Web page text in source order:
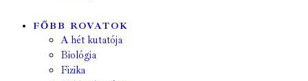
FŐBB ROVATOK
A hét kutatója
Biológia
Fizika